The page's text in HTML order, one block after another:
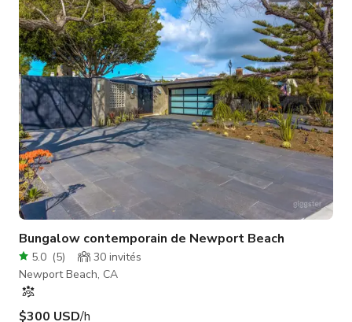
à un arbre à l'avant, montez l'allée divisée par de l'herbe
jusqu'à entrer par une porte hollandaise jaune. Vous entrerez
dans une résidence
Bungalow contemporain de Newport Beach
5.0 (5) 30 invités
Newport Beach, CA
$300 USD/h